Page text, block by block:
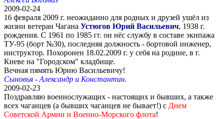
2009-02-24
16 февраля 2009 г. неожиданно для родных и друзей ушёл из
жизни ветеран Чагана Устюгов Юрий Васильевич, 1938 г.
рождения. С 1961 по 1985 гг. он нёс службу в составе экипажа
ТУ-95 (борт №30), последняя должность - бортовой инженер,
инструктор. Похоронен 18.02.2009 г. у себя на родине, в г.
Киеве на "Городском" кладбище.
Вечная пямять Юрию Васильевичу!
Сыновья - Александр и Константин.
2009-02-23
Поздравляю военнослужащих - настоящих и бывших, а также
всех чаганцев (а бывших чаганцев не бывает!) с Днем
Советской Армии и Военно-Морского флота!